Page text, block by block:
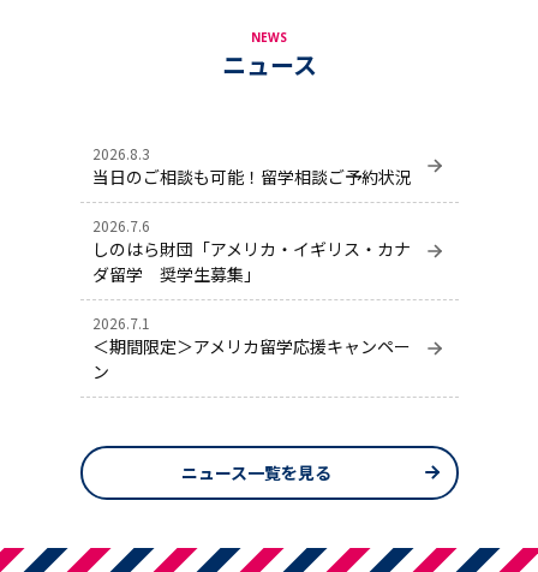
ニュース
NEWS
2026.8.3
当日のご相談も可能！留学相談ご予約状況
2026.7.6
しのはら財団「アメリカ・イギリス・カナ
ダ留学 奨学生募集」
2026.7.1
＜期間限定＞アメリカ留学応援キャンペー
ン
ニュース一覧を見る